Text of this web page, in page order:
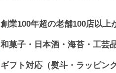
創業100年超の老舗100店以上
和菓子・日本酒・海苔・工芸
ギフト対応（熨斗・ラッピン